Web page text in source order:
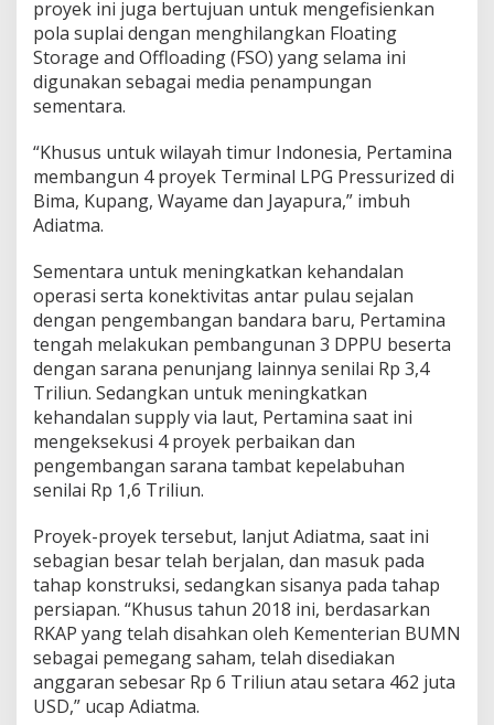
proyek ini juga bertujuan untuk mengefisienkan
pola suplai dengan menghilangkan Floating
Storage and Offloading (FSO) yang selama ini
digunakan sebagai media penampungan
sementara.
“Khusus untuk wilayah timur Indonesia, Pertamina
membangun 4 proyek Terminal LPG Pressurized di
Bima, Kupang, Wayame dan Jayapura,” imbuh
Adiatma.
Sementara untuk meningkatkan kehandalan
operasi serta konektivitas antar pulau sejalan
dengan pengembangan bandara baru, Pertamina
tengah melakukan pembangunan 3 DPPU beserta
dengan sarana penunjang lainnya senilai Rp 3,4
Triliun. Sedangkan untuk meningkatkan
kehandalan supply via laut, Pertamina saat ini
mengeksekusi 4 proyek perbaikan dan
pengembangan sarana tambat kepelabuhan
senilai Rp 1,6 Triliun.
Proyek-proyek tersebut, lanjut Adiatma, saat ini
sebagian besar telah berjalan, dan masuk pada
tahap konstruksi, sedangkan sisanya pada tahap
persiapan. “Khusus tahun 2018 ini, berdasarkan
RKAP yang telah disahkan oleh Kementerian BUMN
sebagai pemegang saham, telah disediakan
anggaran sebesar Rp 6 Triliun atau setara 462 juta
USD,” ucap Adiatma.